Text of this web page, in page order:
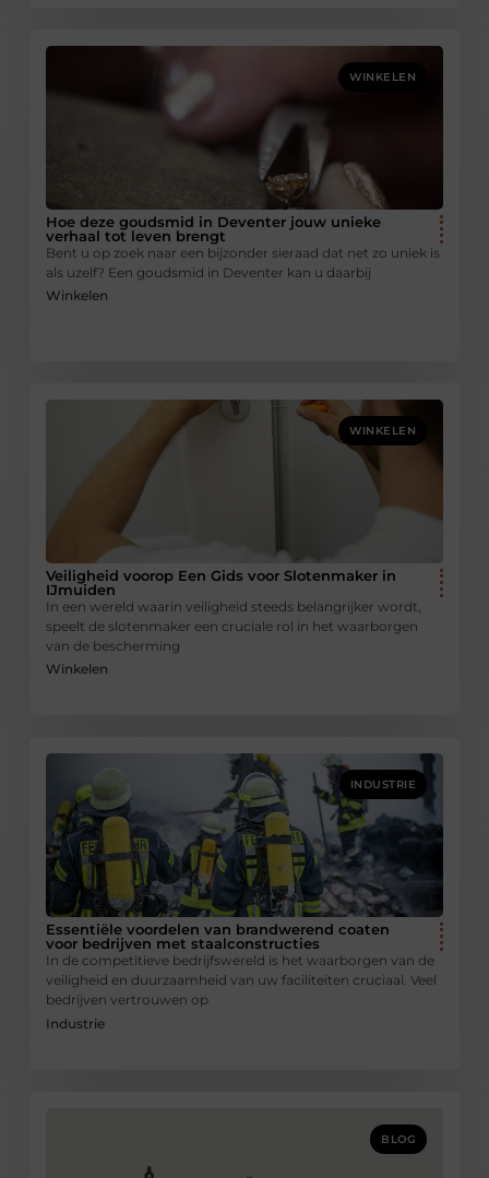
WINKELEN
Hoe deze goudsmid in Deventer jouw unieke
verhaal tot leven brengt
Bent u op zoek naar een bijzonder sieraad dat net zo uniek is
als uzelf? Een goudsmid in Deventer kan u daarbij
Winkelen
WINKELEN
Veiligheid voorop Een Gids voor Slotenmaker in
IJmuiden
In een wereld waarin veiligheid steeds belangrijker wordt,
speelt de slotenmaker een cruciale rol in het waarborgen
van de bescherming
Winkelen
INDUSTRIE
Essentiële voordelen van brandwerend coaten
voor bedrijven met staalconstructies
In de competitieve bedrijfswereld is het waarborgen van de
veiligheid en duurzaamheid van uw faciliteiten cruciaal. Veel
bedrijven vertrouwen op
Industrie
BLOG